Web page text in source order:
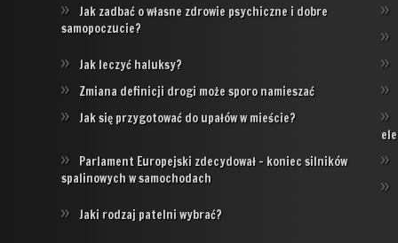
Jak zadbać o własne zdrowie psychiczne i dobre
samopoczucie?
Jak leczyć haluksy?
Zmiana definicji drogi może sporo namieszać
Jak się przygotować do upałów w mieście?
Parlament Europejski zdecydował – koniec silników
spalinowych w samochodach
Jaki rodzaj patelni wybrać?